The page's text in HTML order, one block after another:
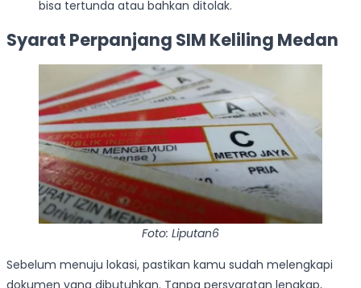
bisa tertunda atau bahkan ditolak.
Syarat Perpanjang SIM Keliling Medan
Foto: Liputan6
Sebelum menuju lokasi, pastikan kamu sudah melengkapi
dokumen yang dibutuhkan. Tanpa persyaratan lengkap,